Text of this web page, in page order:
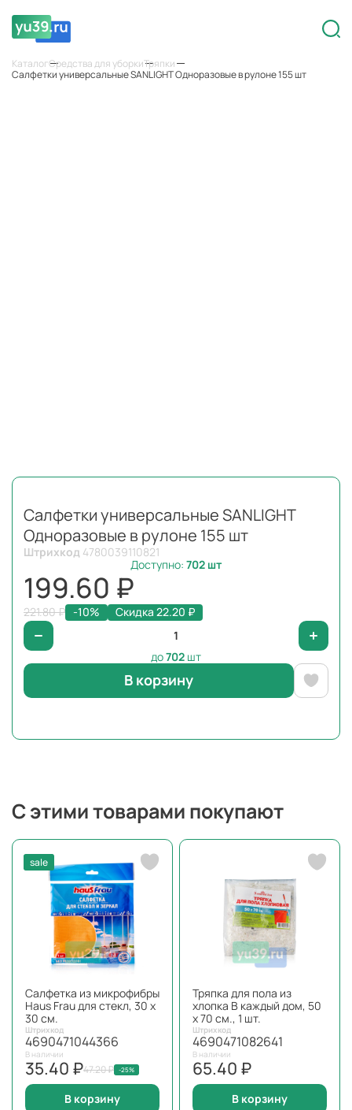
КаталогСредства для уборкиТряпки
Салфетки универсальные SANLIGHT Одноразовые в рулоне 155 шт
sale
Салфетки универсальные SANLIGHT
Одноразовые в рулоне 155 шт
Штрихкод 4780039110821
Доступно: 702 шт
199.60 ₽
221.80 ₽ -10% Скидка 22.20 ₽
до702 шт
В корзину
С этими товарами покупают
sale
Салфетка из микрофибры
Haus Frau для стекл, 30 x
30 см.
Штрихкод
4690471044366
В наличии
35.40 ₽47.20 ₽ -25%
В корзину
Тряпка для пола из
хлопка В каждый дом, 50
x 70 см., 1 шт.
Штрихкод
4690471082641
В наличии
65.40 ₽
В корзину